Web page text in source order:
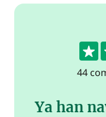
4.5
44
Ya han